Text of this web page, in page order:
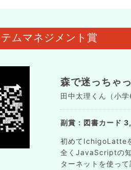
ムマネジメント賞
森で迷っちゃ
田中太理くん（小
副賞：図書カード
初めてIchigoLatte
全くJavaScriptの
ターネットを使っ